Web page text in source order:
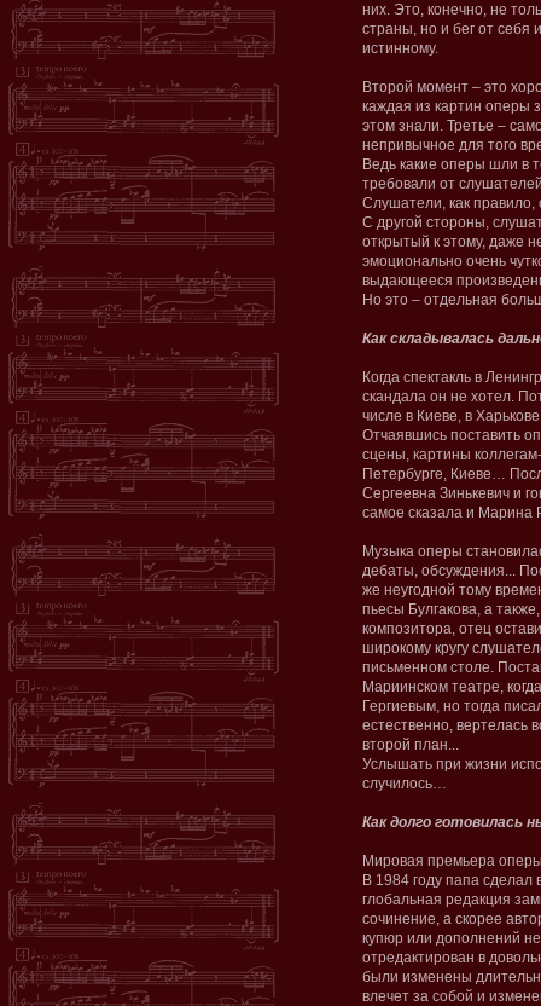
них. Это, конечно, не
страны, но и бег от себя
истинному.
Второй момент – это
каждая из картин оперы
этом знали. Третье –
непривычное для того
Ведь какие оперы шли в
требовали от
Слушатели, как правило,
С другой стороны,
открытый к этому, даже
эмоционально очень
выдающееся
Но это – отдельная
Как складывалась
Когда спектакль в
скандала он не хотел.
числе в Киеве, в
Отчаявшись поставить
сцены, картины
Петербурге, Киеве…
Сергеевна Зинькевич и
самое сказала и Марина
Музыка оперы
дебаты, обсуждения...
же неугодной тому
пьесы Булгакова, а
композитора, отец
широкому кругу
письменном столе.
Мариинском театре,
Гергиевым, но тогда
естественно, вертелась
второй план...
Услышать при жизни
случилось…
Как долго готовилась
Мировая премьера
В 1984 году папа
глобальная редакция
сочинение, а скорее
купюр или дополнений
отредактирован в
были изменены
влечет за собой и